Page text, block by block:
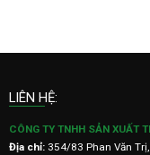
LIÊN HỆ:
CÔNG TY TNHH SẢN XUẤT
Địa chỉ: 354/83 Phan Văn Trị,